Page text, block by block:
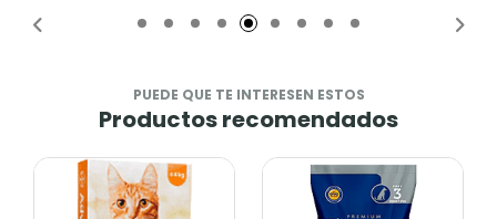
PUEDE QUE TE INTERESEN ESTOS
Productos recomendados